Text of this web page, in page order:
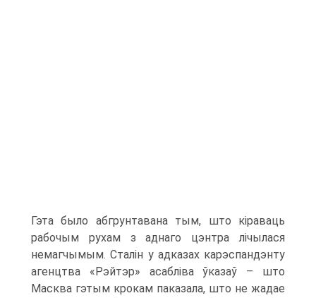
Гэта было абгрунтавана тым, што кіраваць
рабочым рухам з аднаго цэнтра лічылася
немагчымым. Сталін у адказах карэспандэнту
агенцтва «Рэйтэр» асабліва ўказаў – што
Масква гэтым крокам паказала, што не жадае